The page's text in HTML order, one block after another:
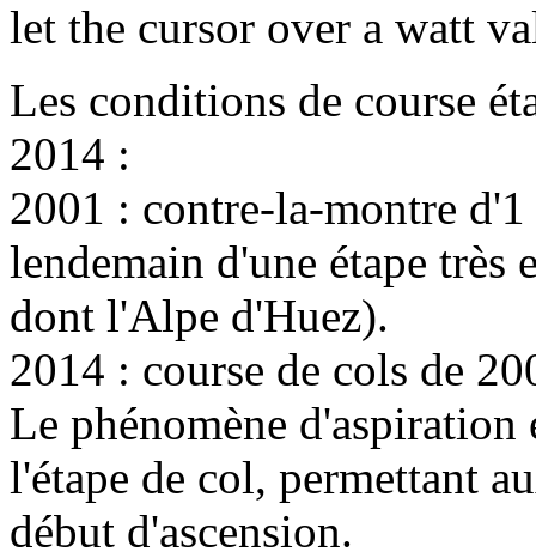
let the cursor over a watt
Les conditions de course
2014 :
2001 : contre-la-montre
lendemain d'une étape très
dont l'Alpe d'Huez).
2014 : course de cols de
Le phénomène
l'étape de col, permettant
début d'ascension.